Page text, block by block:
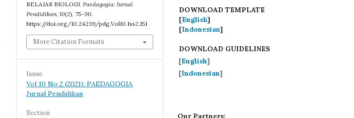
BELAJAR BIOLOGI. Paedagogia: Jurnal
Pendidikan, 10(2), 75-90.
https://doi.org/10.24239/pdg.Vol10.Iss2.151
More Citation Formats
Issue
Vol 10 No 2 (2021): PAEDAGOGIA
Jurnal Pendidikan
Section
DOWNLOAD TEMPLATE
[English]
[Indonesian]
DOWNLOAD GUIDELINES
[English]
[Indonesian]
Our Partners: